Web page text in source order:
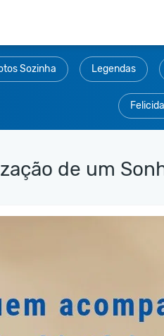
Sozinha Legendas
de um